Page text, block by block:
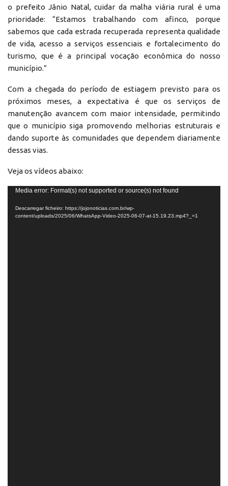
o prefeito Jânio Natal, cuidar da malha viária rural é uma
prioridade: “Estamos trabalhando com afinco, porque
sabemos que cada estrada recuperada representa qualidade
de vida, acesso a serviços essenciais e fortalecimento do
turismo, que é a principal vocação econômica do nosso
município.”
Com a chegada do período de estiagem previsto para os
próximos meses, a expectativa é que os serviços de
manutenção avancem com maior intensidade, permitindo
que o município siga promovendo melhorias estruturais e
dando suporte às comunidades que dependem diariamente
dessas vias.
Veja os vídeos abaixo:
Reprodutor
vídeo
Media error: Format(s) not supported or source(s) not found
Descarregar ficheiro: https://jojonoticias.com.br/wp-
content/uploads/2025/06/WhatsApp-Video-2025-06-07-at-15.19.23.mp4?_=1